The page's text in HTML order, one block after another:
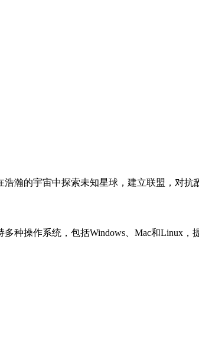
瀚的宇宙中探索未知星球，建立联盟，对抗
种操作系统，包括Windows、Mac和Linux